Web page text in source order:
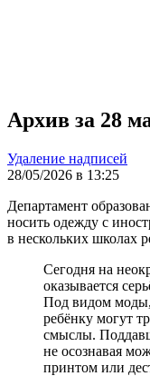
Архив за 28
Удаление надписей
28/05/2026 в 13:25
Департамент
носить одежду с
в нескольких школах
Сегодня на
оказывается
Под видом
ребёнку могут
смыслы.
не осознавая
принтом или